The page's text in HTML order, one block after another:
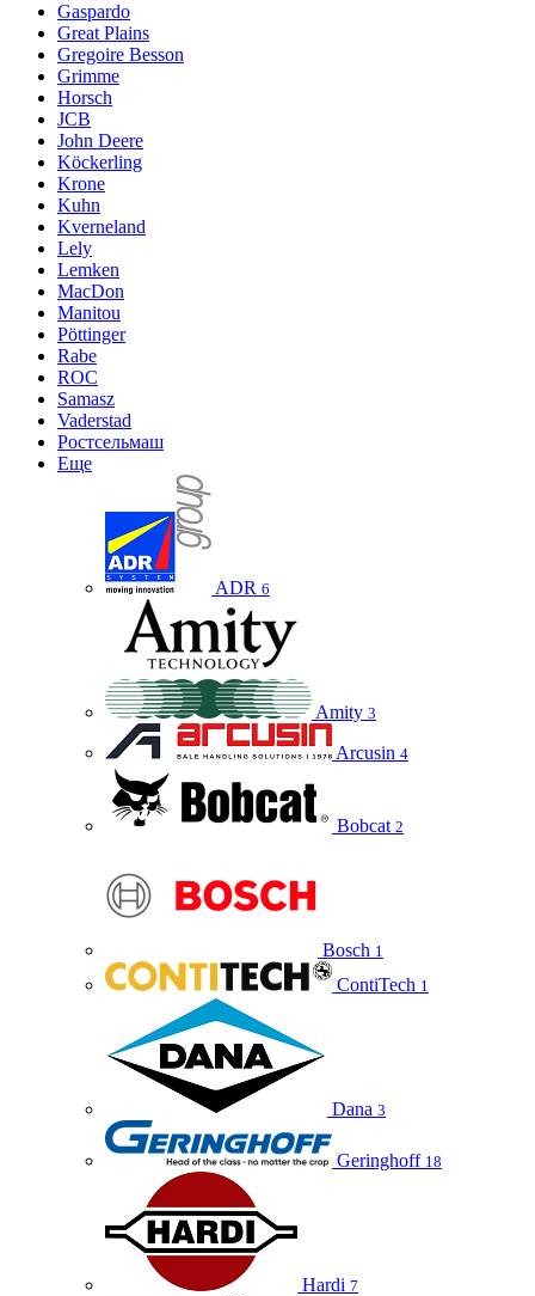
Gaspardo
Great Plains
Gregoire Besson
Grimme
Horsch
JCB
John Deere
Köckerling
Krone
Kuhn
Kverneland
Lely
Lemken
MacDon
Manitou
Pöttinger
Rabe
ROC
Samasz
Vaderstad
Ростсельмаш
Еще
ADR 6
Amity 3
Arcusin 4
Bobcat 2
Bosch 1
ContiTech 1
Dana 3
Geringhoff 18
Hardi 7